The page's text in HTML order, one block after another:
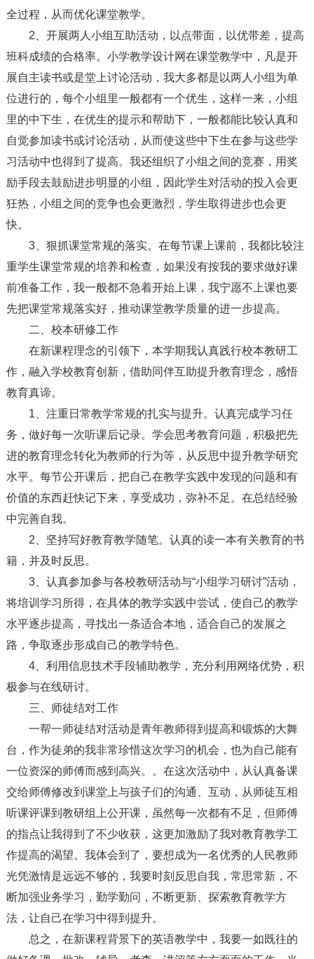
全过程，从而优化课堂教学。
2、开展两人小组互助活动，以点带面，以优带差，提高
班科成绩的合格率。小学教学设计网在课堂教学中，凡是开
展自主读书或是堂上讨论活动，我大多都是以两人小组为单
位进行的，每个小组里一般都有一个优生，这样一来，小组
里的中下生，在优生的提示和帮助下，一般都能比较认真和
自觉参加读书或讨论活动，从而使这些中下生在参与这些学
习活动中也得到了提高。我还组织了小组之间的竞赛，用奖
励手段去鼓励进步明显的小组，因此学生对活动的投入会更
狂热，小组之间的竞争也会更激烈，学生取得进步也会更
快。
3、狠抓课堂常规的落实。在每节课上课前，我都比较注
重学生课堂常规的培养和检查，如果没有按我的要求做好课
前准备工作，我一般都不急着开始上课，我宁愿不上课也要
先把课堂常规落实好，推动课堂教学质量的进一步提高。
二、校本研修工作
在新课程理念的引领下，本学期我认真践行校本教研工
作，融入学校教育创新，借助同伴互助提升教育理念，感悟
教育真谛。
1、注重日常教学常规的扎实与提升。认真完成学习任
务，做好每一次听课后记录。学会思考教育问题，积极把先
进的教育理念转化为教师的行为等，从反思中提升教学研究
水平。每节公开课后，把自己在教学实践中发现的问题和有
价值的东西赶快记下来，享受成功，弥补不足。在总结经验
中完善自我。
2、坚持写好教育教学随笔。认真的读一本有关教育的书
籍，并及时反思。
3、认真参加参与各校教研活动与“小组学习研讨”活动，
将培训学习所得，在具体的教学实践中尝试，使自己的教学
水平逐步提高，寻找出一条适合本地，适合自己的发展之
路，争取逐步形成自己的教学特色。
4、利用信息技术手段辅助教学，充分利用网络优势，积
极参与在线研讨。
三、师徒结对工作
一帮一师徒结对活动是青年教师得到提高和锻炼的大舞
台，作为徒弟的我非常珍惜这次学习的机会，也为自己能有
一位资深的师傅而感到高兴。。在这次活动中，从认真备课
交给师傅修改到课堂上与孩子们的沟通、互动，从师徒互相
听课评课到教研组上公开课，虽然每一次都有不足，但师傅
的指点让我得到了不少收获，这更加激励了我对教育教学工
作提高的渴望。我体会到了，要想成为一名优秀的人民教师
光凭激情是远远不够的，我要时刻反思自我，常思常新，不
断加强业务学习，勤学勤问，不断更新、探索教育教学方
法，让自己在学习中得到提升。
总之，在新课程背景下的英语教学中，我要一如既往的